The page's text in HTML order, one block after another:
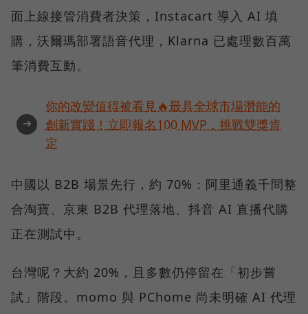
面上線接管消費者決策，Instacart 導入 AI 填
購，沃爾瑪部署語音代理，Klarna 已處理數百萬
筆消費互動。
➜
你的改變值得被看見🔥最具全球市場潛能的
創新實踐！立即報名100 MVP，挑戰雙獎肯
定
中國以 B2B 場景先行，約 70%：阿里通義千問整
合淘寶、京東 B2B 代理落地、抖音 AI 直播代購
正在測試中。
台灣呢？大約 20%，且多數仍停留在「初步嘗
試」階段。momo 與 PChome 尚未明確 AI 代理